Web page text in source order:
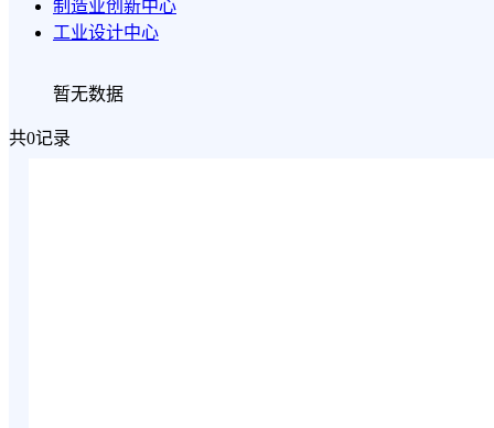
制造业创新中心
工业设计中心
暂无数据
共0记录